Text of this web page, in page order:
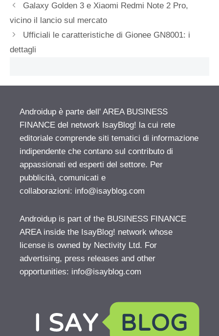
Galaxy Golden 3 e Xiaomi Redmi Note 2 Pro,
vicino il lancio sul mercato
Ufficiali le caratteristiche di Gionee GN8001: i
dettagli
Androidup è parte dell' AREA BUSINESS
FINANCE del network IsayBlog! la cui rete
editoriale comprende siti tematici di informazione
indipendente che contano sul contributo di
appassionati ed esperti del settore. Per
pubblicità, comunicati e
collaborazioni: info@isayblog.com
Androidup is part of the BUSINESS FINANCE
AREA inside the IsayBlog! network whose
license is owned by Nectivity Ltd. For
advertising, press releases and other
opportunities: info@isayblog.com